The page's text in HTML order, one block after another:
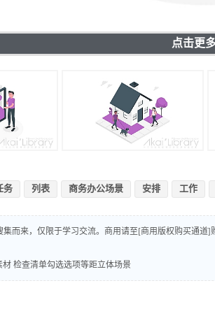
点击更
务 列表 商务办公场景 安排 工作
集而来，仅限于学习交流。商用请至[商用版权购买通
材 检查清单勾选选项等距立体场景